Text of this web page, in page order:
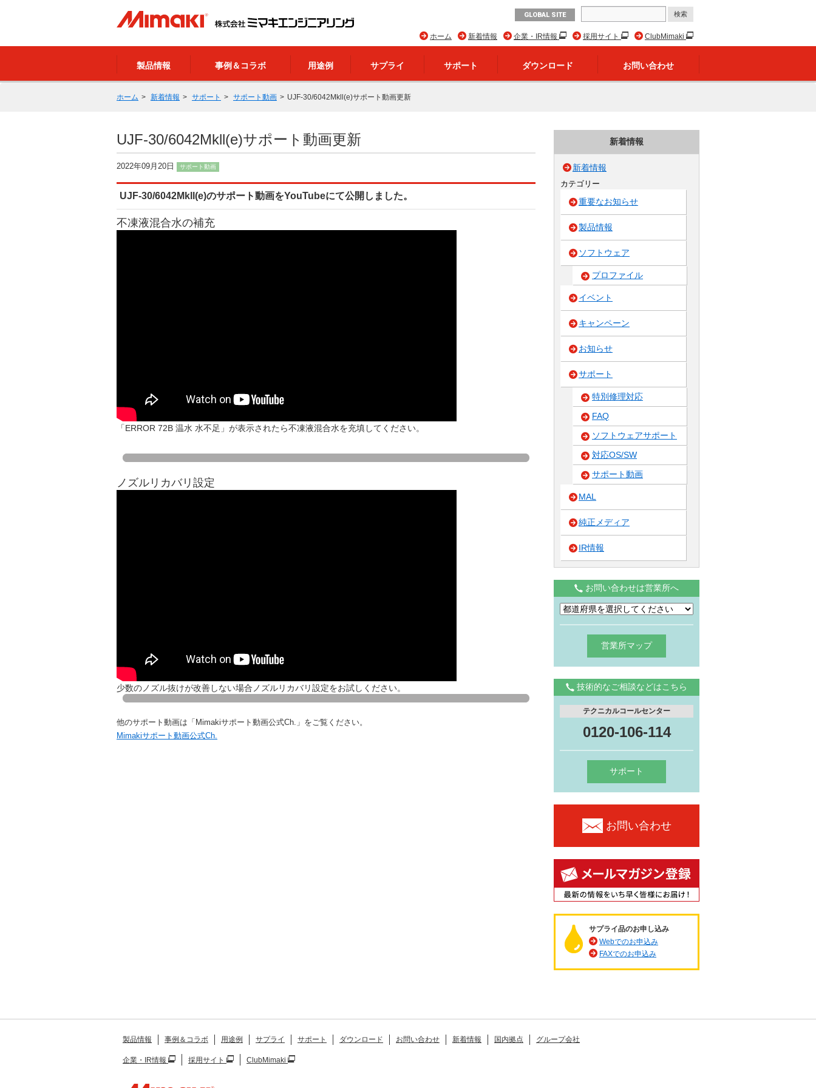
GLOBAL SITE
ClubMimaki
採用サイト
企業・IR情報
新着情報
ホーム
製品情報 事例＆コラボ 用途例 サプライ サポート ダウンロード お問い合わせ
ホーム 新着情報 サポート サポート動画 UJF-30/6042Mkll(e)サポート動画更新
UJF-30/6042Mkll(e)サポート動画更新
2022年09月20日 サポート動画
UJF-30/6042Mkll(e)のサポート動画をYouTubeにて公開しました。
不凍液混合水の補充
「ERROR 72B 温水 水不足」が表示されたら不凍液混合水を充填してください。
ノズルリカバリ設定
少数のノズル抜けが改善しない場合ノズルリカバリ設定をお試しください。
他のサポート動画は「Mimakiサポート動画公式Ch.」をご覧ください。
Mimakiサポート動画公式Ch.
新着情報
新着情報
カテゴリー
重要なお知らせ
製品情報
ソフトウェア
プロファイル
イベント
キャンペーン
お知らせ
サポート
特別修理対応
FAQ
ソフトウェアサポート
対応OS/SW
サポート動画
MAL
純正メディア
IR情報
お問い合わせは営業所へ
営業所マップ
技術的なご相談などはこちら
テクニカルコールセンター
0120-106-114
サポート
お問い合わせ
サプライ品のお申し込み
Webでのお申込み
FAXでのお申込み
製品情報 事例＆コラボ 用途例 サプライ サポート ダウンロード お問い合わせ 新着情報 国内拠点 グループ会社
企業・IR情報 採用サイト ClubMimaki